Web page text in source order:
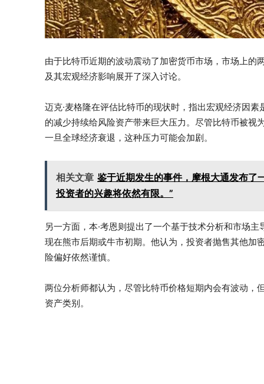
由于比特币近期的波动震动了加密货币市场，市场上
及其宏观经济影响展开了深入讨论。
迈克·麦格隆在评估比特币的现状时，指出宏观经济因
的减少持续给风险资产带来巨大压力。尽管比特币被视
一旦全球经济衰退，这种压力可能会加剧。
相关文章 鉴于近期发生的事件，摩根大通发布了
投资者的兴趣将依然有限。”
另一方面，本·考恩则提出了一个基于技术分析和市场
现在熊市后期或牛市初期。他认为，投资者抛售其他加
险偏好依然谨慎。
两位分析师都认为，尽管比特币价格短期内会有波动，
资产类别。